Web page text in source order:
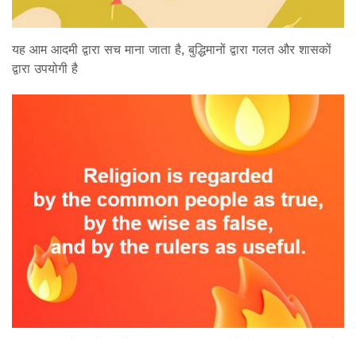
यह आम आदमी द्वारा सच माना जाता है, बुद्धिमानों द्वारा गलत और शासकों
द्वारा उपयोगी है